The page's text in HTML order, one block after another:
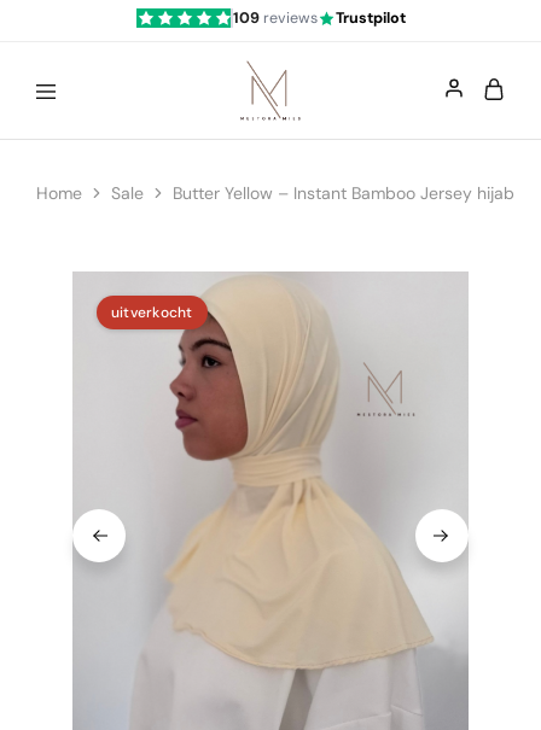
109reviews Trustpilot
Mestoramies
Home Sale Butter Yellow – Instant Bamboo Jersey hijab
uitverkocht